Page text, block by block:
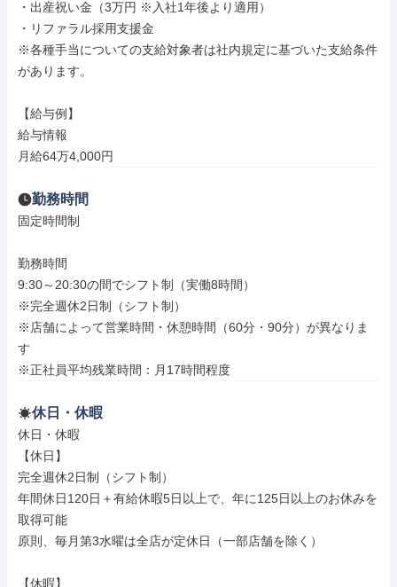
・出産祝い金（3万円 ※入社1年後より適用）
・リファラル採用支援金
※各種手当についての支給対象者は社内規定に基づいた支給条件
があります。
【給与例】
給与情報
月給64万4,000円
勤務時間
固定時間制
勤務時間
9:30～20:30の間でシフト制（実働8時間）
※完全週休2日制（シフト制）
※店舗によって営業時間・休憩時間（60分・90分）が異なりま
す
※正社員平均残業時間：月17時間程度
休日・休暇
休日・休暇
【休日】
完全週休2日制（シフト制）
年間休日120日＋有給休暇5日以上で、年に125日以上のお休みを
取得可能
原則、毎月第3水曜は全店が定休日（一部店舗を除く）
【休暇】